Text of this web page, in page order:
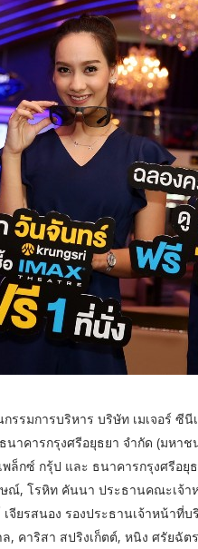
รมการบริหาร บริษัท เมเจอร์ ซี
าคารกรุงศรีอยุธยา จำกัด (มหา
พล็กซ์ กรุ้ป และ ธนาคารกรุงศรีอ
, โรหิท คันนา ประธานคณะเจ้า
ยรสนอง รองประธานเจ้าหน้าที่
, คาริสา สปริงเก็ตต์, หนิง ศรัย